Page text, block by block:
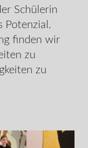
Schülerin
Potenzial.
finden wir
zu
zu